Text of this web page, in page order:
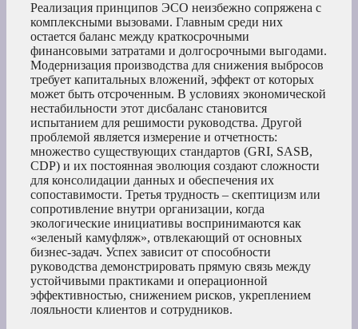
Реализация принципов ЭСО неизбежно сопряжена с
комплексными вызовами. Главным среди них
остается баланс между краткосрочными
финансовыми затратами и долгосрочными выгодами.
Модернизация производства для снижения выбросов
требует капитальных вложений, эффект от которых
может быть отсроченным. В условиях экономической
нестабильности этот дисбаланс становится
испытанием для решимости руководства. Другой
проблемой является измерение и отчетность:
множество существующих стандартов (GRI, SASB,
CDP) и их постоянная эволюция создают сложности
для консолидации данных и обеспечения их
сопоставимости. Третья трудность – скептицизм или
сопротивление внутри организации, когда
экологические инициативы воспринимаются как
«зеленый камуфляж», отвлекающий от основных
бизнес-задач. Успех зависит от способности
руководства демонстрировать прямую связь между
устойчивыми практиками и операционной
эффективностью, снижением рисков, укреплением
лояльности клиентов и сотрудников.